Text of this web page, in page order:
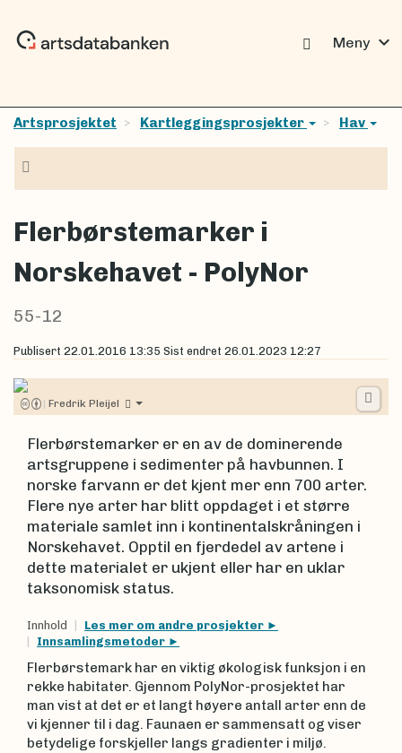
Meny expand_more
Artsprosjektet Kartleggingsprosjekter Hav
Flerbørstemarker i
Norskehavet - PolyNor
55-12
Publisert 22.01.2016 13:35 Sist endret 26.01.2023 12:27
| Fredrik Pleijel
Flerbørstemarker er en av de dominerende
artsgruppene i sedimenter på havbunnen. I
norske farvann er det kjent mer enn 700 arter.
Flere nye arter har blitt oppdaget i et større
materiale samlet inn i kontinentalskråningen i
Norskehavet. Opptil en fjerdedel av artene i
dette materialet er ukjent eller har en uklar
taksonomisk status.
Innhold
Les mer om andre prosjekter
Innsamlingsmetoder
Flerbørstemark har en viktig økologisk funksjon i en
rekke habitater. Gjennom PolyNor-prosjektet har
man vist at det er et langt høyere antall arter enn de
vi kjenner til i dag. Faunaen er sammensatt og viser
betydelige forskjeller langs gradienter i miljø.